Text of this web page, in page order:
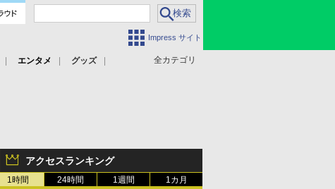
Impress サイト
全カテゴリ
エンタメ
グッズ
アクセスランキング
1時間 24時間 1週間 1カ月